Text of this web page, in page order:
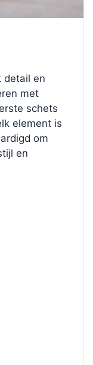
glans en
tinten van
× 220 cm
– een ware
tijdloos design.
detail en
met
schets
element is
om
en